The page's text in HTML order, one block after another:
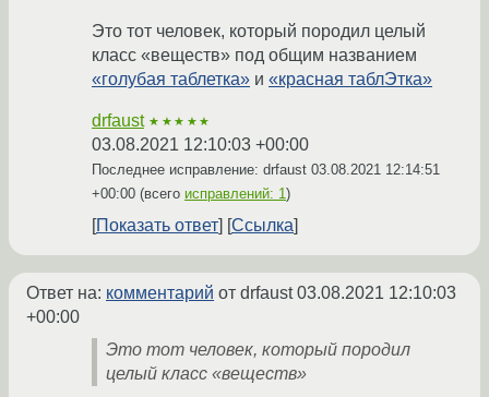
Это тот человек, который породил целый
класс «веществ» под общим названием
«голубая таблетка» и «красная таблЭтка»
drfaust ★★★★★
03.08.2021 12:10:03 +00:00
Последнее исправление: drfaust 03.08.2021 12:14:51
+00:00 (всего исправлений: 1)
Показать ответ Ссылка
Ответ на: комментарий от drfaust03.08.2021 12:10:03
+00:00
Это тот человек, который породил
целый класс «веществ»